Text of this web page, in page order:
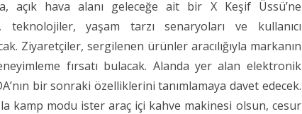
açık hava alanı geleceğe ait bir X Keşif Üssü’ne
yaşam tarzı senaryoları ve kullanıcı
Ziyaretçiler, sergilenen ürünler aracılığıyla markanın
fırsatı bulacak. Alanda yer alan elektronik
bir sonraki özelliklerini tanımlamaya davet edecek.
kamp modu ister araç içi kahve makinesi olsun, cesur